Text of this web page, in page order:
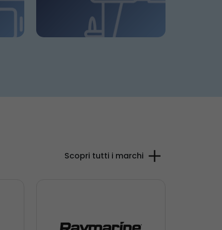
Scopri tutti i marchi